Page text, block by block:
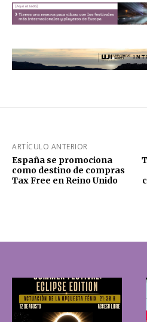
ARTÍCULO ANTERIOR
España se promociona
como destino de compras
Tax Free en Reino Unido